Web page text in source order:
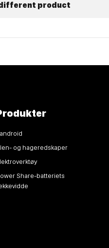
product
og hageredskaper
Share-batteriets